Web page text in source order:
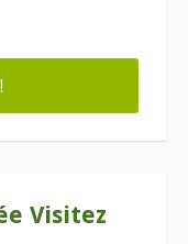
Visitez